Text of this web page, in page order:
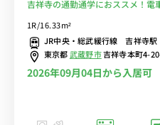
吉祥寺の通勤通学におススメ！
1R/16.33m²
JR中央・総武緩行線 吉祥寺
東京都武蔵野市吉祥寺本町4-
2026年09月04日から入居可